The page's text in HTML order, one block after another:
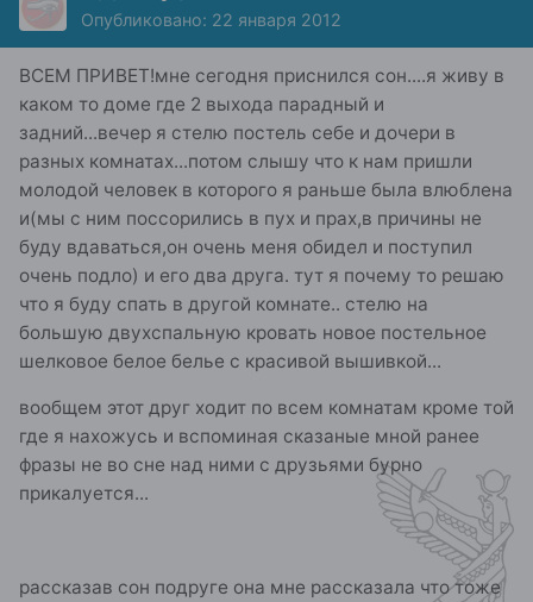
Опубликовано: 22 января 2012
ВСЕМ ПРИВЕТ!мне сегодня приснился сон....я живу в
каком то доме где 2 выхода парадный и
задний...вечер я стелю постель себе и дочери в
разных комнатах...потом слышу что к нам пришли
молодой человек в которого я раньше была влюблена
и(мы с ним поссорились в пух и прах,в причины не
буду вдаваться,он очень меня обидел и поступил
очень подло) и его два друга. тут я почему то решаю
что я буду спать в другой комнате.. стелю на
большую двухспальную кровать новое постельное
шелковое белое белье с красивой вышивкой...
вообщем этот друг ходит по всем комнатам кроме той
где я нахожусь и вспоминая сказаные мной ранее
фразы не во сне над ними с друзьями бурно
прикалуется...
рассказав сон подруге она мне рассказала что тоже